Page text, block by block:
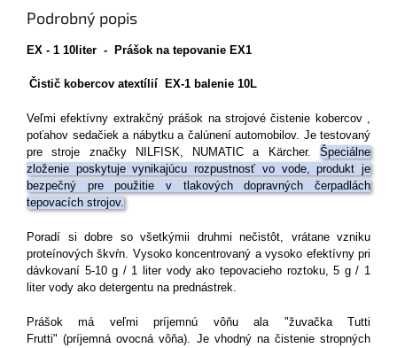
Podrobný popis
EX - 1 10liter - Prášok na tepovanie EX1
Čistič kobercov atextílií EX-1 balenie 10L
Veľmi efektívny extrakčný prášok na strojové čistenie kobercov ,
poťahov sedačiek a nábytku a čalúnení automobilov. Je testovaný
pre stroje značky NILFISK, NUMATIC a Kärcher. Špeciálne
zloženie poskytuje vynikajúcu rozpustnosť vo vode, produkt je
bezpečný pre použitie v tlakových dopravných čerpadlách
tepovacích strojov.
Poradí si dobre so všetkýmii druhmi nečistôt, vrátane vzniku
proteínových škvŕn. Vysoko koncentrovaný a vysoko efektívny pri
dávkovaní 5-10 g / 1 liter vody ako tepovacieho roztoku, 5 g / 1
liter vody ako detergentu na prednástrek.
Prášok má veľmi príjemnú vôňu ala "žuvačka Tutti
Frutti" (príjemná ovocná vôňa). Je vhodný na čistenie stropných